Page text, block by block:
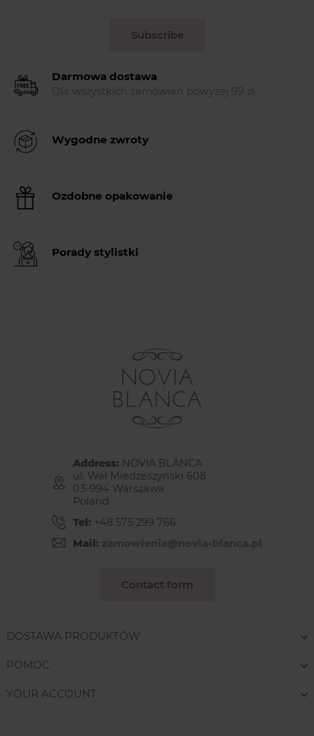
Subscribe
Darmowa dostawa
Dla wszystkich zamówień powyżej 99 zł
Wygodne zwroty
Ozdobne opakowanie
Porady stylistki
Address: NOVIA BLANCA
ul. Wał Miedzeszyński 608
03-994 Warszawa
Poland
Tel: +48 575 299 766
Mail: zamowienia@novia-blanca.pl
Contact form
DOSTAWA PRODUKTÓW
POMOC
YOUR ACCOUNT